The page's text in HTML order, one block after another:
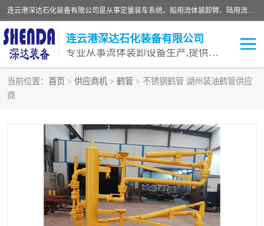
连云港深达石化装备有限公司是从事定量装车系统、船用流体装卸臂、陆用流体装卸臂（鹤管）、活动梯、钢构平台等全系列流体装卸设备的设计、制造、销售以及服务的专业供应商。公司始终以客户为中心，密切跟踪国内外油气储运及装卸设备先进技术的发展，以先进的技术、优质的产品、一流的服务，满足客户需求。
连云港深达石化装备有限公司
专业从事流体装卸设备生产,提供全面解决方案，生产与定制服务
当前位置： 首页 > 供应商机 > 鹤管 > 不锈钢鹤管 湖州装油鹤管供应
商
LNG鹤管
液氨装鹤管 潜油泵鹤管
流体装卸臂 输油臂
撬装鹤管 汽车鹤管